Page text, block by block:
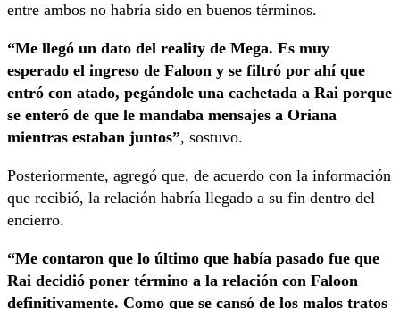
entre ambos no habría sido en buenos términos.
“Me llegó un dato del reality de Mega. Es muy
esperado el ingreso de Faloon y se filtró por ahí que
entró con atado, pegándole una cachetada a Rai porque
se enteró de que le mandaba mensajes a Oriana
mientras estaban juntos”, sostuvo.
Posteriormente, agregó que, de acuerdo con la información
que recibió, la relación habría llegado a su fin dentro del
encierro.
“Me contaron que lo último que había pasado fue que
Rai decidió poner término a la relación con Faloon
definitivamente. Como que se cansó de los malos tratos